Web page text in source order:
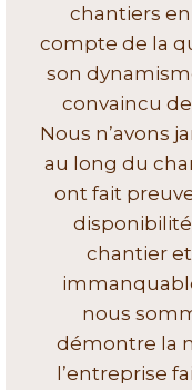
chantiers
compte de la
son
convaincu
Nous n’avons
au long du
ont fait
chantier
nous
démontre la
l’entreprise